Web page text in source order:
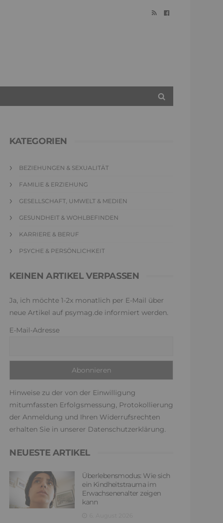
KATEGORIEN
BEZIEHUNGEN & SEXUALITÄT
FAMILIE & ERZIEHUNG
GESELLSCHAFT, UMWELT & MEDIEN
GESUNDHEIT & WOHLBEFINDEN
KARRIERE & BERUF
PSYCHE & PERSÖNLICHKEIT
KEINEN ARTIKEL VERPASSEN
Ja, ich möchte 1-2x monatlich per E-Mail über
neue Artikel auf psymag.de informiert werden.
E-Mail-Adresse
Hinweise zu der von der Einwilligung
mitumfassten Erfolgsmessung, Protokollierung
der Anmeldung und Ihren Widerrufsrechten
erhalten Sie in unserer Datenschutzerklärung.
NEUESTE ARTIKEL
Überlebensmodus: Wie sich
ein Kindheitstrauma im
Erwachsenenalter zeigen
kann